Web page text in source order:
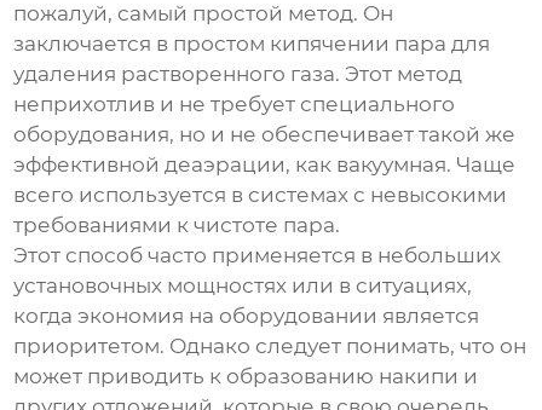
пожалуй, самый простой метод. Он
заключается в простом кипячении пара для
удаления растворенного газа. Этот метод
неприхотлив и не требует специального
оборудования, но и не обеспечивает такой же
эффективной деаэрации, как вакуумная. Чаще
всего используется в системах с невысокими
требованиями к чистоте пара.
Этот способ часто применяется в небольших
установочных мощностях или в ситуациях,
когда экономия на оборудовании является
приоритетом. Однако следует понимать, что он
может приводить к образованию накипи и